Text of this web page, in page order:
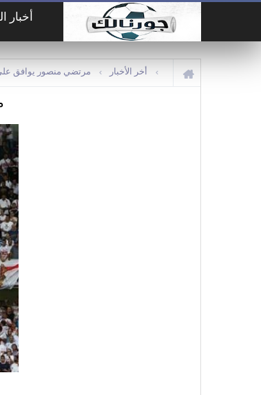
أخبار
أخر الأخبار مرتضي منصور يوافق علي طباعة 10 ألاف تذكره جديده